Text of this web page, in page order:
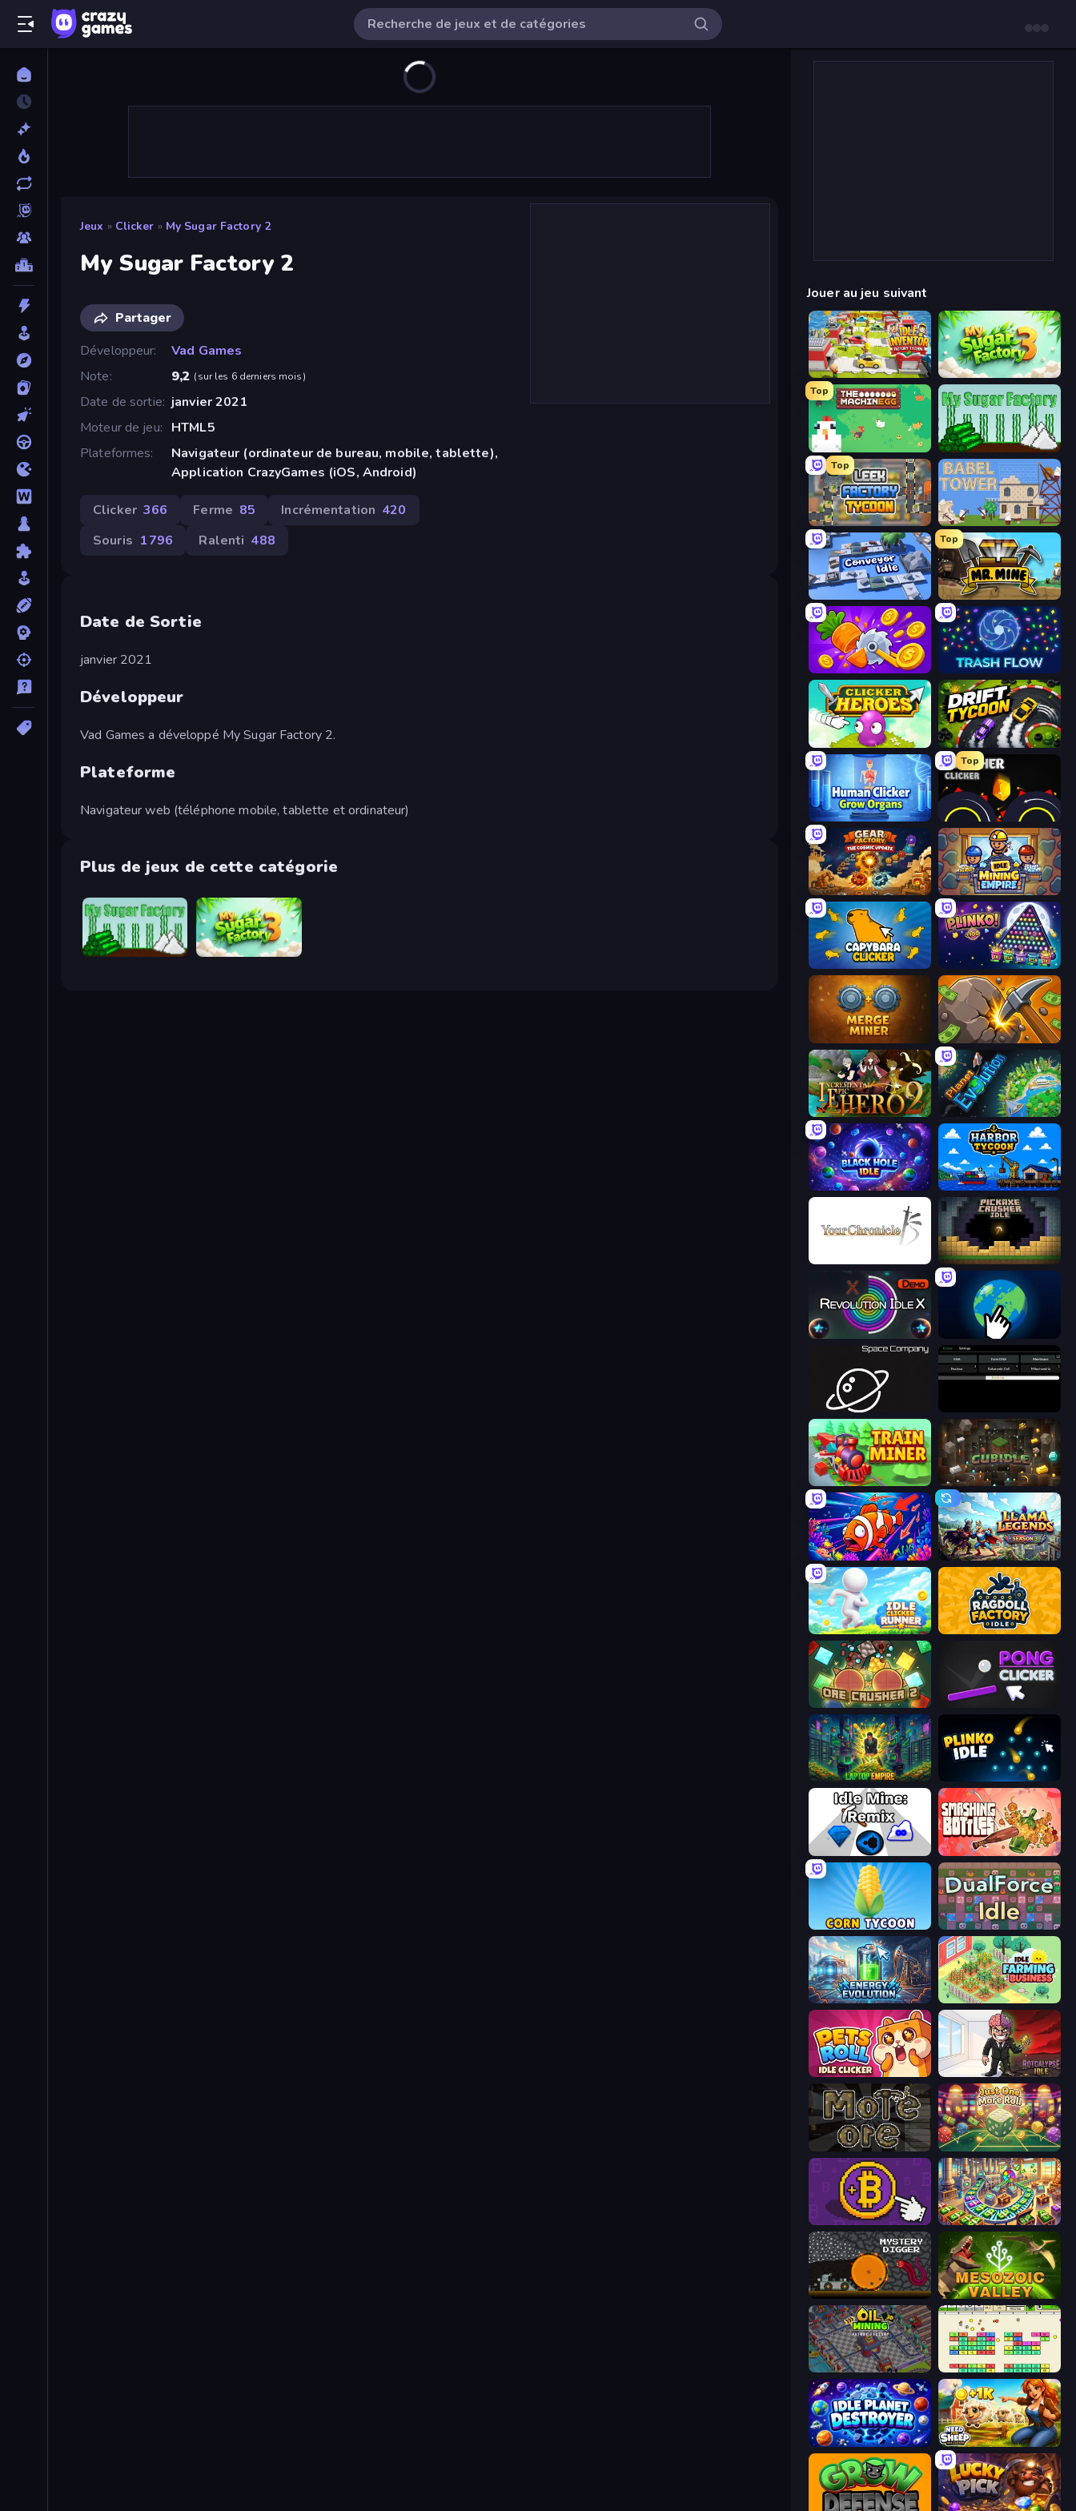
Jeux » Clicker » My Sugar Factory 2
My Sugar Factory 2
Partager
Développeur
Vad Games
Note
9,2 (sur les 6 derniers mois)
Date de sortie janvier 2021
Moteur de jeu
HTML5
Plateformes
Navigateur (ordinateur de bureau, mobile, tablette),
Application CrazyGames (iOS, Android)
Clicker 366 Ferme 85 Incrémentation 420
Souris 1 796 Ralenti 488
Date de Sortie
janvier 2021
Développeur
Vad Games a développé My Sugar Factory 2.
Plateforme
Navigateur web (téléphone mobile, tablette et ordinateur)
Plus de jeux de cette catégorie
My Sugar Factory My Sugar Factory 3
Jouer au jeu suivant
Idle Inventor My Sugar Factory 3
Top
The MachinEGG My Sugar Factory
Top
Leek Factory Tycoon Babel Tower
Conveyor Idle
Top
Mr. Mine
Farm Ring Idle Trash Flow
Clicker Heroes Drift Tycoon
Human Clicker: Grow Organs
Top
Crusher Clicker
Gear Factory Idle Mining Empire
Capybara Clicker PLINKO!
Merge Miner Mine Clicker
Incremental Epic Hero 2 Planet Evolution: Idle Clicker
Black Hole Idle Harbor Tycoon
Pickaxe Crusher Idle
Revolution Idle X Planet Clicker 2
Space Company
Train Miner Cubidle
Fish Catch Idle Llama Legends
Idle Clicker Runner Ragdoll Factory Idle
OreCrusher 2 Pong Clicker
Laptop Empire Plinko Idle
Idle Mine: Remix Smashing Bottles
Corn Tycoon DualForce Idle
Energy Evolution Idle Farming Business
Pets Roll: Idle Clicker Rotcalypse: Idle Incremental
More Ore Just One More Roll
Money Maker Money Factory: Tycoon Idle Game
Mystery Digger Cell to Singularity: Mesozoic Valley
Oil Mining 3D: Petrol Factory Idle Breakout
Idle Planet Destroyer Need for Sheep: Idle Clicker